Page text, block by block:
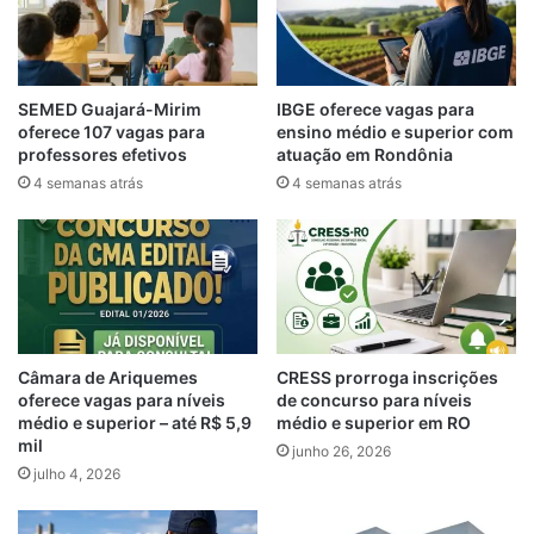
SEMED Guajará-Mirim
oferece 107 vagas para
professores efetivos
4 semanas atrás
IBGE oferece vagas para
ensino médio e superior com
atuação em Rondônia
4 semanas atrás
Câmara de Ariquemes
oferece vagas para níveis
médio e superior – até R$ 5,9
mil
julho 4, 2026
CRESS prorroga inscrições
de concurso para níveis
médio e superior em RO
junho 26, 2026